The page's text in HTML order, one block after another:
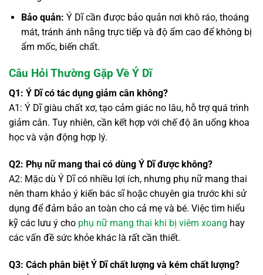
Bảo quản: Ý Dĩ cần được bảo quản nơi khô ráo, thoáng
mát, tránh ánh nắng trực tiếp và độ ẩm cao để không bị
ẩm mốc, biến chất.
Câu Hỏi Thường Gặp Về Ý Dĩ
Q1: Ý Dĩ có tác dụng giảm cân không?
A1: Ý Dĩ giàu chất xơ, tạo cảm giác no lâu, hỗ trợ quá trình
giảm cân. Tuy nhiên, cần kết hợp với chế độ ăn uống khoa
học và vận động hợp lý.
Q2: Phụ nữ mang thai có dùng Ý Dĩ được không?
A2: Mặc dù Ý Dĩ có nhiều lợi ích, nhưng phụ nữ mang thai
nên tham khảo ý kiến bác sĩ hoặc chuyên gia trước khi sử
dụng để đảm bảo an toàn cho cả mẹ và bé. Việc tìm hiểu
kỹ các lưu ý cho phụ nữ mang thai khi bị viêm xoang hay
các vấn đề sức khỏe khác là rất cần thiết.
Q3: Cách phân biệt Ý Dĩ chất lượng và kém chất lượng?